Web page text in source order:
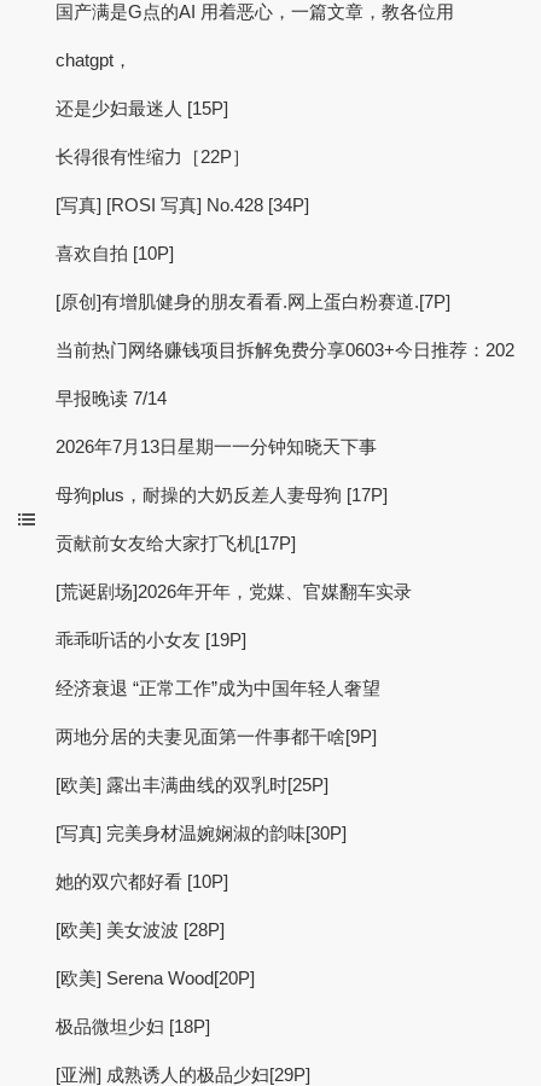
国产满是G点的AI 用着恶心，一篇文章，教各位用
chatgpt，
还是少妇最迷人 [15P]
长得很有性缩力［22P］
[写真] [ROSI 写真] No.428 [34P]
喜欢自拍 [10P]
[原创]有增肌健身的朋友看看.网上蛋白粉赛道.[7P]
当前热门网络赚钱项目拆解免费分享0603+今日推荐：202
早报晚读 7/14
2026年7月13日星期一一分钟知晓天下事
母狗plus，耐操的大奶反差人妻母狗 [17P]
贡献前女友给大家打飞机[17P]
[荒诞剧场]2026年开年，党媒、官媒翻车实录
乖乖听话的小女友 [19P]
经济衰退 “正常工作”成为中国年轻人奢望
两地分居的夫妻见面第一件事都干啥[9P]
[欧美] 露出丰满曲线的双乳时[25P]
[写真] 完美身材温婉娴淑的韵味[30P]
她的双穴都好看 [10P]
[欧美] 美女波波 [28P]
[欧美] Serena Wood[20P]
极品微坦少妇 [18P]
[亚洲] 成熟诱人的极品少妇[29P]